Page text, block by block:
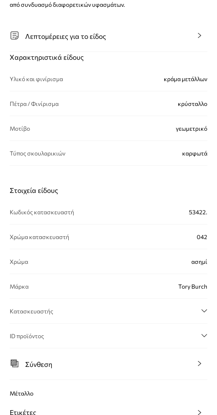
από συνδυασμό διαφορετικών υφασμάτων.
Λεπτομέρειες για το είδος
Χαρακτηριστικά είδους
Υλικό και φινίρισμα κράμα μετάλλων
Πέτρα / Φινίρισμα κρύσταλλο
Μοτίβο γεωμετρικό
Τύπος σκουλαρικιών καρφωτά
Στοιχεία είδους
Κωδικός κατασκευαστή 53422.
Χρώμα κατασκευαστή 042
Χρώμα ασημί
Μάρκα Tory Burch
Κατασκευαστής
ID προϊόντος
Σύνθεση
Μέταλλο
Ετικέτες